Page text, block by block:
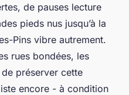
de pauses lecture
pieds nus jusqu’à la
Pins vibre autrement.
rues bondées, les
préserver cette
encore - à condition